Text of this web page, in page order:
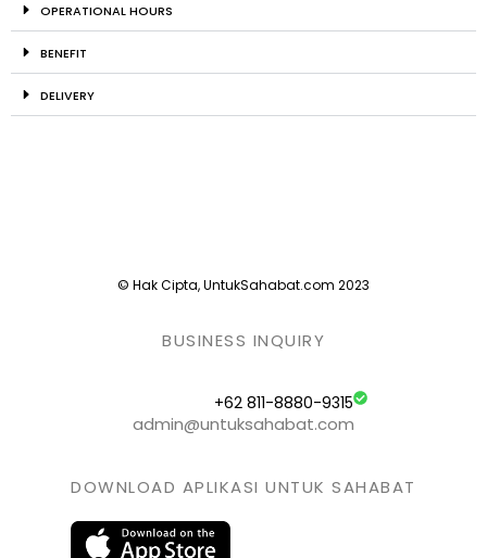
OPERATIONAL HOURS
BENEFIT
DELIVERY
© Hak Cipta, UntukSahabat.com 2023
BUSINESS INQUIRY
+62 811-8880-9315
admin@untuksahabat.com
DOWNLOAD APLIKASI UNTUK SAHABAT